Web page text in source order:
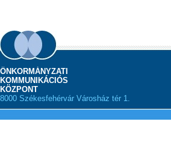
ÖNKORMÁNYZATI
KOMMUNIKÁCIÓS
KÖZPONT
8000 Székesfehérvár Városház tér 1.